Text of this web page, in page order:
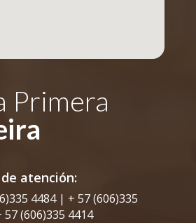
Primera
atención:
4484 | + 57 (606)335
(606)335 4414